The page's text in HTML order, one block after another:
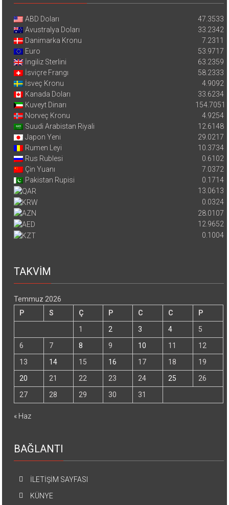
ABD Doları
47.3533
Avustralya Doları
33.2342
Danimarka Kronu
7.2311
Euro
53.9717
İngiliz Sterlini
63.2359
İsviçre Frangı
58.2333
İsveç Kronu
4.9092
Kanada Doları
33.6234
Kuveyt Dinarı
154.7051
Norveç Kronu
4.9254
Suudi Arabistan Riyali
12.6148
Japon Yeni
29.0217
Rumen Leyi
10.3734
Rus Rublesi
0.6102
Çin Yuanı
7.0372
Pakistan Rupisi
0.1714
13.0613
0.0324
28.0107
12.9652
0.1004
TAKVİM
Temmuz 2026
P
S Ç P C C
P
1
2 3 4
5
6
7 8 9 10 11
12
13
14 15 16 17 18
19
20
21 22 23 24 25
26
27
28 29 30 31
« Haz
BAĞLANTI
İLETİŞİM SAYFASI
KÜNYE